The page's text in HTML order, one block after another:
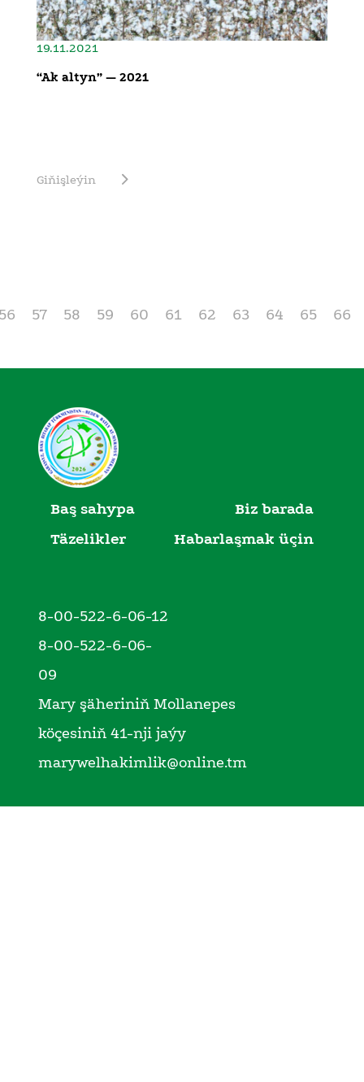
19.11.2021
“Ak altyn” — 2021
Giňişleýin
57 58 59 60 61 62 63 64 65 66
Baş sahypa
Biz barada
Täzelikler
Habarlaşmak üçin
8-00-522-6-06-12
8-00-522-6-06-
09
Mary şäheriniň Mollanepes
köçesiniň 41-nji jaýy
marywelhakimlik@online.tm